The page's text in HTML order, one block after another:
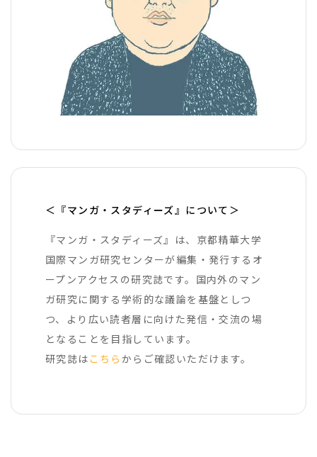
＜『マンガ・スタディーズ』について＞
『マンガ・スタディーズ』は、京都精華大学
国際マンガ研究センターが編集・発行するオ
ープンアクセスの研究誌です。国内外のマン
ガ研究に関する学術的な議論を基盤としつ
つ、より広い読者層に向けた発信・交流の場
となることを目指しています。
研究誌は こちら からご確認いただけます。